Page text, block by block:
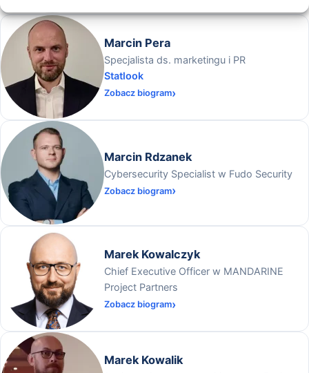
Marcin Pera
Specjalista ds. marketingu i PR
Statlook
Zobacz biogram
Marcin Rdzanek
Cybersecurity Specialist w Fudo Security
Zobacz biogram
Marek Kowalczyk
Chief Executive Officer w MANDARINE
Project Partners
Zobacz biogram
Marek Kowalik